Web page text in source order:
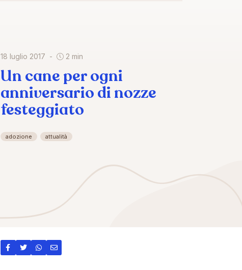
18 luglio 2017 2 min
Un cane per ogni
anniversario di nozze
festeggiato
adozione attualità